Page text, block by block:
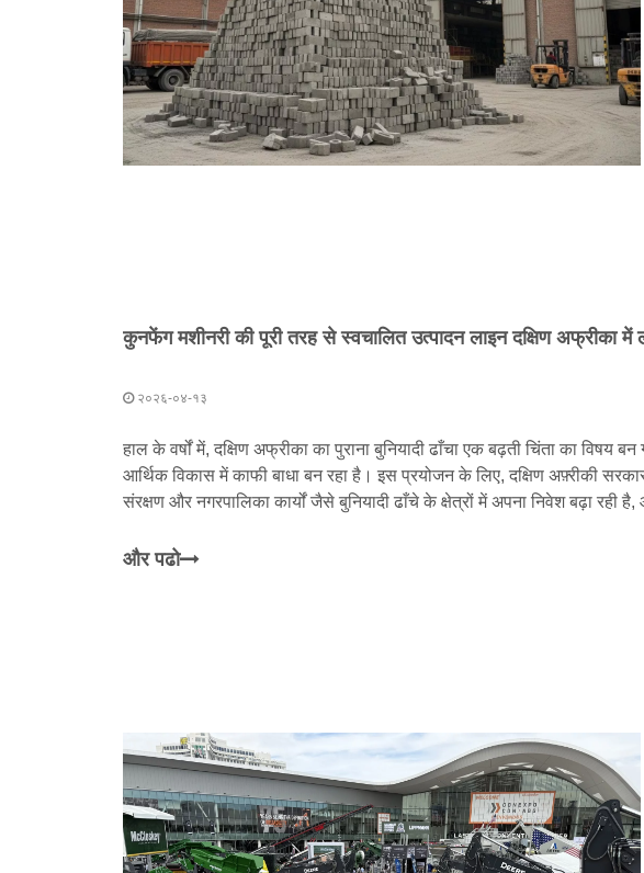
२०२६-०४-१३
हाल के वर्षों में, दक्षिण अफ्रीका का पुराना बुनियादी ढाँचा एक बढ़ती चिंता का विषय बन
आर्थिक विकास में काफी बाधा बन रहा है। इस प्रयोजन के लिए, दक्षिण अफ़्रीकी
संरक्षण और नगरपालिका कार्यों जैसे बुनियादी ढाँचे के क्षेत्रों में अपना निवेश बढ़ा रही
और पढो